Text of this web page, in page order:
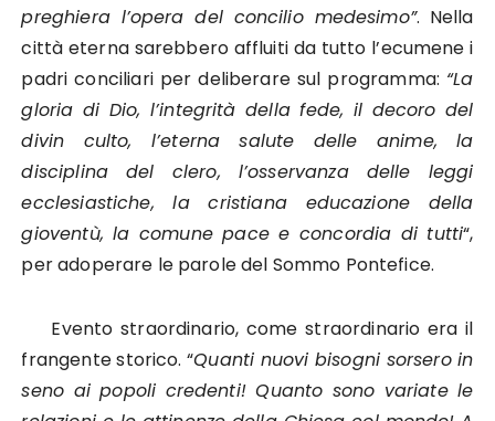
preghiera l’opera del concilio medesimo”. Nella
città eterna sarebbero affluiti da tutto l’ecumene i
padri conciliari per deliberare sul programma: “La
gloria di Dio, l’integrità della fede, il decoro del
divin culto, l’eterna salute delle anime, la
disciplina del clero, l’osservanza delle leggi
ecclesiastiche, la cristiana educazione della
gioventù, la comune pace e concordia di tutti“,
per adoperare le parole del Sommo Pontefice.
Evento straordinario, come straordinario era il
frangente storico. “Quanti nuovi bisogni sorsero in
seno ai popoli credenti! Quanto sono variate le